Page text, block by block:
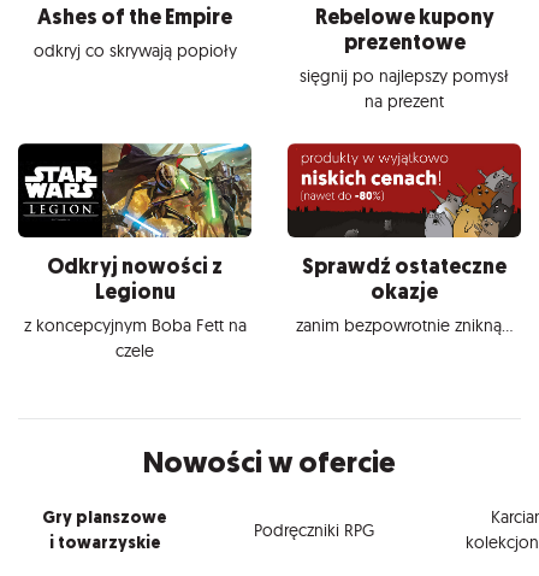
Ashes of the Empire
odkryj co skrywają popioły
Rebelowe kupony
prezentowe
sięgnij po najlepszy pomysł
na prezent
Odkryj nowości z
Legionu
z koncepcyjnym Boba Fett na
czele
Sprawdź ostateczne
okazje
zanim bezpowrotnie znikną...
Nowości w ofercie
Gry planszowe
i towarzyskie
Podręczniki RPG